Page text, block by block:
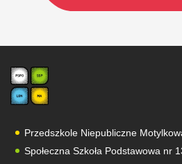
Przedszkole Niepubliczne
Społeczna Szkoła Podstawowa nr